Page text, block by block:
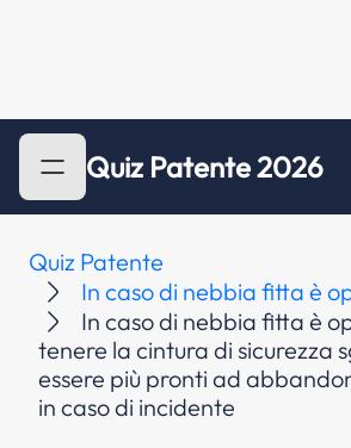
Quiz Patente 2026
Quiz Patente
In caso di nebbia fitta è
In caso di nebbia fitta è
tenere la cintura di sicurezza
essere più pronti ad
in caso di incidente